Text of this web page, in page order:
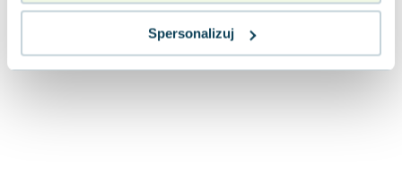
Spersonalizuj